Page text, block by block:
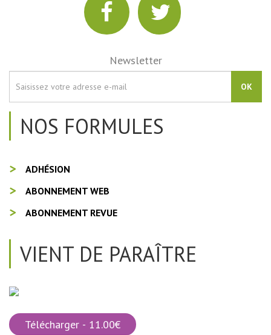
Newsletter
OK
NOS FORMULES
ADHÉSION
ABONNEMENT WEB
ABONNEMENT REVUE
VIENT DE PARAÎTRE
Télécharger - 11.00€